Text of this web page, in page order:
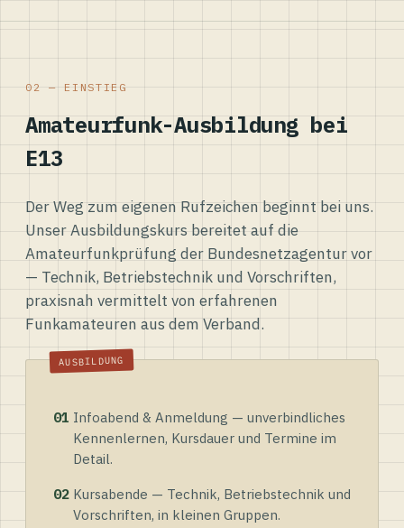
02 — EINSTIEG
Amateurfunk-Ausbildung bei
E13
Der Weg zum eigenen Rufzeichen beginnt bei uns.
Unser Ausbildungskurs bereitet auf die
Amateurfunkprüfung der Bundesnetzagentur vor
— Technik, Betriebstechnik und Vorschriften,
praxisnah vermittelt von erfahrenen
Funkamateuren aus dem Verband.
01 Infoabend & Anmeldung — unverbindliches
Kennenlernen, Kursdauer und Termine im
Detail.
02 Kursabende — Technik, Betriebstechnik und
Vorschriften, in kleinen Gruppen.